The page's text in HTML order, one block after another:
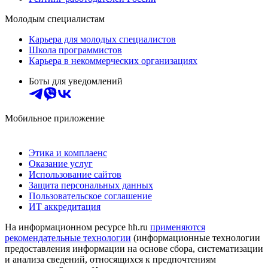
Молодым специалистам
Карьера для молодых специалистов
Школа программистов
Карьера в некоммерческих организациях
Боты для уведомлений
Мобильное приложение
Этика и комплаенс
Оказание услуг
Использование сайтов
Защита персональных данных
Пользовательское соглашение
ИТ аккредитация
На информационном ресурсе hh.ru применяются
рекомендательные технологии (информационные технологии
предоставления информации на основе сбора, систематизации
и анализа сведений, относящихся к предпочтениям